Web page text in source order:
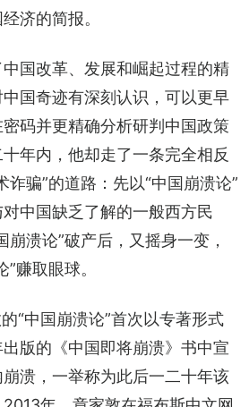
济的简报。
国改革、发展和崛起过程的精
国奇迹有深刻认识，可以更早
码并更精确分析研判中国政策
年内，他却走了一条完全相反
诈骗”的道路：先以“中国崩溃论”
中国缺乏了解的一般西方民
崩溃论”破产后，又摇身一变，
赚取眼球。
“中国崩溃论”首次以专著形式
版的《中国即将崩溃》书中宣
溃，一举称为此后一二十年该